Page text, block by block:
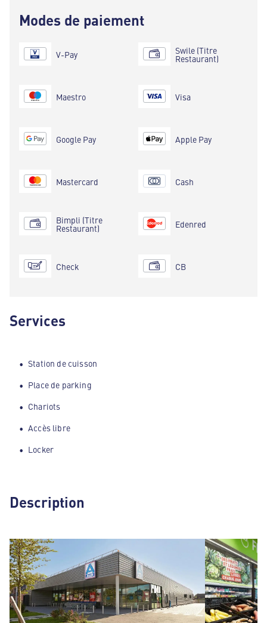
Modes de paiement
V-Pay
Maestro
Google Pay
Mastercard
Bimpli (Titre
Restaurant)
Check
Swile (Titre
Restaurant)
Visa
Apple Pay
Cash
Edenred
CB
Services
Station de cuisson
Place de parking
Chariots
Accès libre
Locker
Description